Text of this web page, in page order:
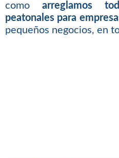
como arreglamos
peatonales para
pequeños negocios, en